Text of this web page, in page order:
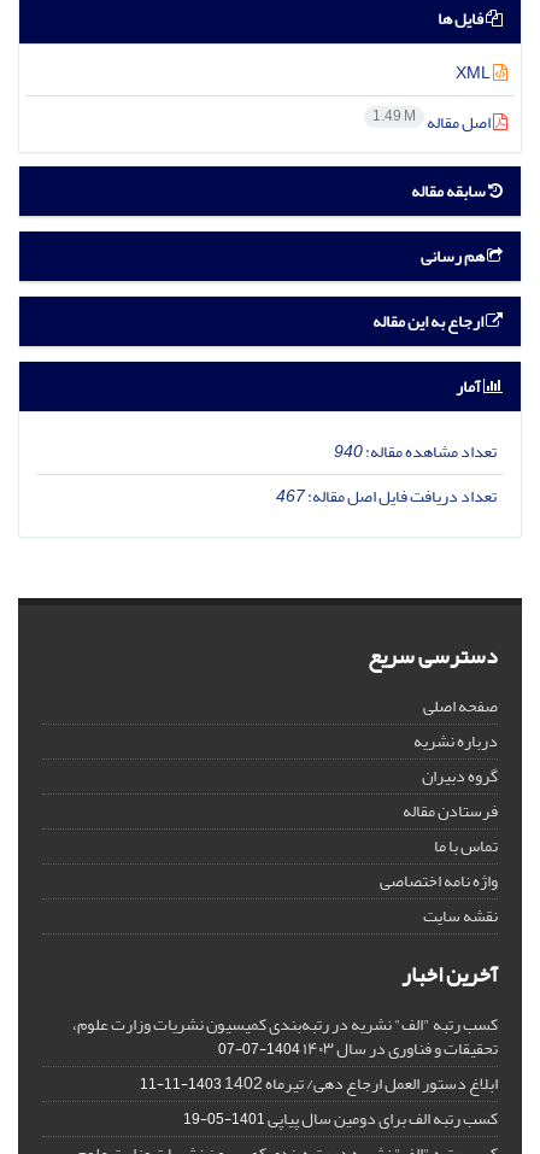
فایل ها
اصل مقاله 1.49 M
سابقه مقاله
هم رسانی
ارجاع به این مقاله
آمار
تعداد مشاهده مقاله:940
تعداد دریافت فایل اصل مقاله:467
دسترسی سریع
صفحه اصلی
درباره نشریه
گروه دبیران
فرستادن مقاله
تماس با ما
واژه نامه اختصاصی
نقشه سایت
آخرین اخبار
کسب رتبه "الف" نشریه در رتبه‌بندی کمیسیون نشریات وزارت علوم،
تحقیقات و فناوری در سال ۱۴۰۳ 1404-07-07
ابلاغ دستور العمل ارجاع دهی/ تیرماه 1402 1403-11-11
کسب رتبه الف برای دومین سال پیاپی1401-05-19